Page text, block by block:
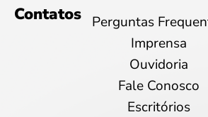
Contatos
Perguntas
Imprensa
Ouvidoria
Fale Conosco
Escritórios